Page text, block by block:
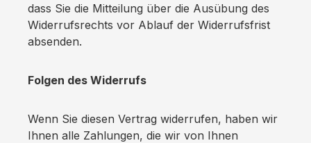
dass Sie die Mitteilung über die Ausübung des
Widerrufsrechts vor Ablauf der Widerrufsfrist
absenden.
Folgen des Widerrufs
Wenn Sie diesen Vertrag widerrufen, haben wir
Ihnen alle Zahlungen, die wir von Ihnen